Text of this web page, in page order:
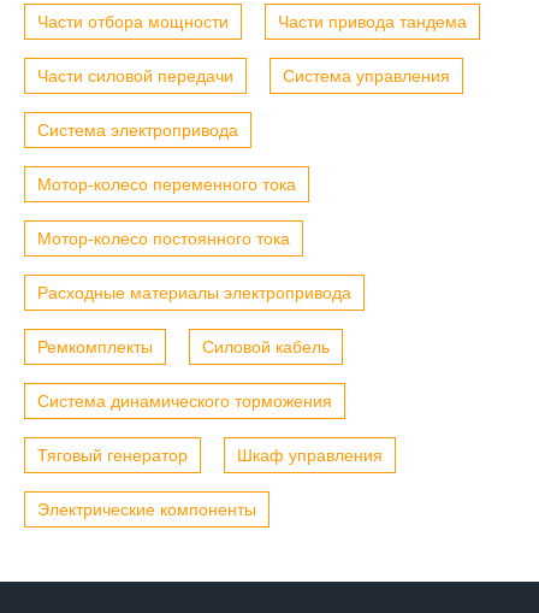
Части отбора мощности Части привода тандема
Части силовой передачи Система управления
Система электропривода
Мотор-колесо переменного тока
Мотор-колесо постоянного тока
Расходные материалы электропривода
Ремкомплекты Силовой кабель
Система динамического торможения
Тяговый генератор Шкаф управления
Электрические компоненты